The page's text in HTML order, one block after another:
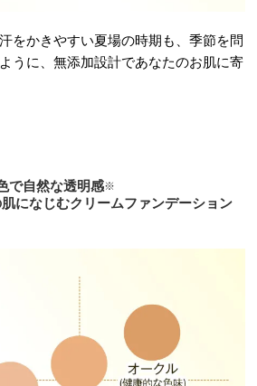
をかきやすい夏場の時期も、季節を問
うに、無添加設計であなたのお肌に寄
で自然な透明感※
肌になじむクリームファンデーション